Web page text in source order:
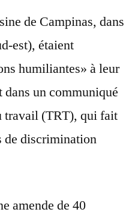
de Campinas, dans
est), étaient
humiliantes» à leur
un communiqué
travail (TRT), qui fait
de discrimination
amende de 40